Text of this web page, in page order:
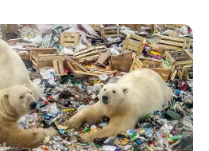
di dunia akting dalam sebuah
Takdir.Aktingnya yang bagus